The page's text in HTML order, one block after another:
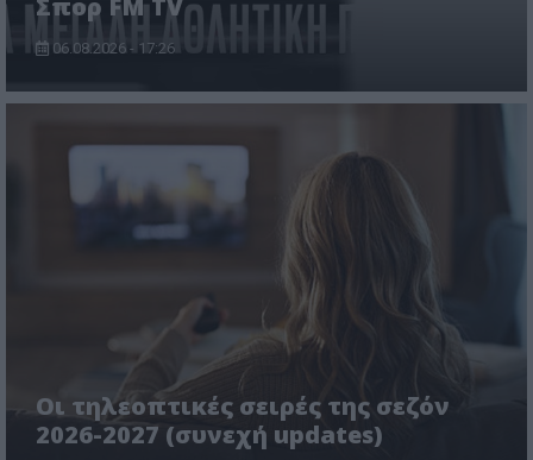
06.08.2026 - 17:26
Οι τηλεοπτικές σειρές της σεζόν
2026-2027 (συνεχή updates)